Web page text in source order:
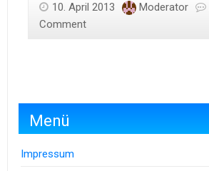
10. April 2013 Moderator
Comment
Menü
Impressum